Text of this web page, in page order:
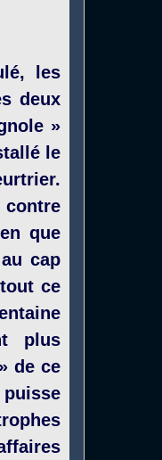
les
deux
»
le
contre
que
cap
ce
plus
de ce
puisse